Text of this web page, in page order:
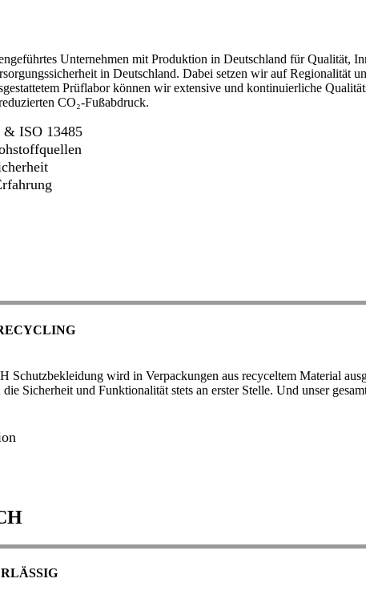
Unternehmen mit Produktion in Deutschland für Qualität,
in Deutschland. Dabei setzen wir auf
Prüflabor können wir extensive und kontinuierliche
CO₂-Fußabdruck.
& ISO 13485
wird in Verpackungen aus recyceltem Material
Sicherheit und Funktionalität stets an erster Stelle. Und unser